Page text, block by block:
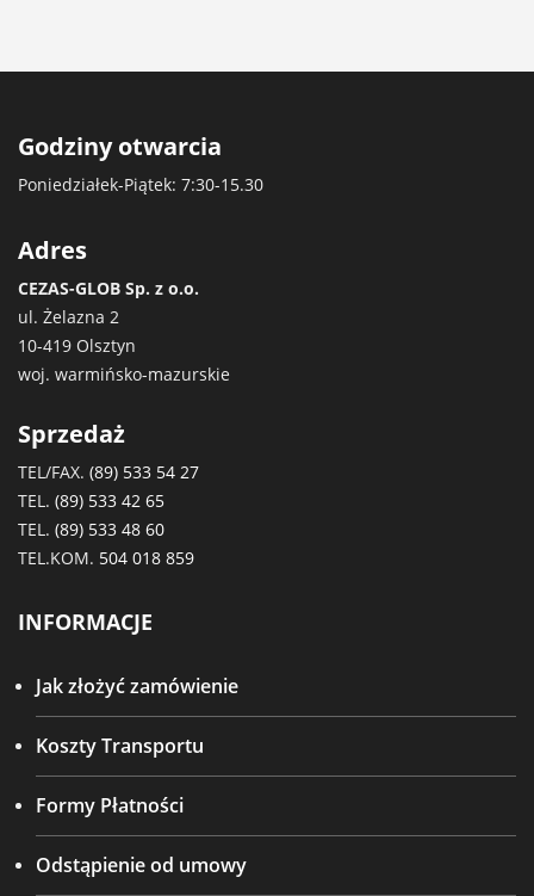
Godziny otwarcia
Poniedziałek-Piątek: 7:30-15.30
Adres
CEZAS-GLOB Sp. z o.o.
ul. Żelazna 2
10-419 Olsztyn
woj. warmińsko-mazurskie
Sprzedaż
TEL/FAX. (89) 533 54 27
TEL. (89) 533 42 65
TEL. (89) 533 48 60
TEL.KOM. 504 018 859
INFORMACJE
Jak złożyć zamówienie
Koszty Transportu
Formy Płatności
Odstąpienie od umowy